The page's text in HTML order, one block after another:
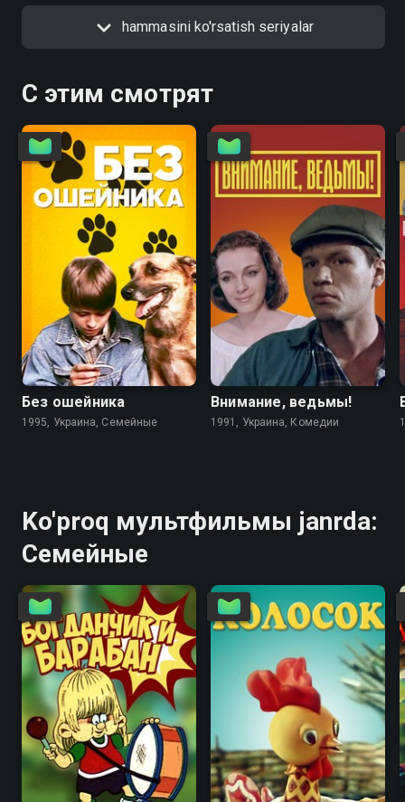
hammasini ko'rsatish seriyalar
С этим смотрят
6.7 4.6
Без ошейника
1995, Украина, Семейные
5.6
Внимание, ведьмы!
1991, Украина, Комедии
Ko'proq мультфильмы janrda:
Семейные